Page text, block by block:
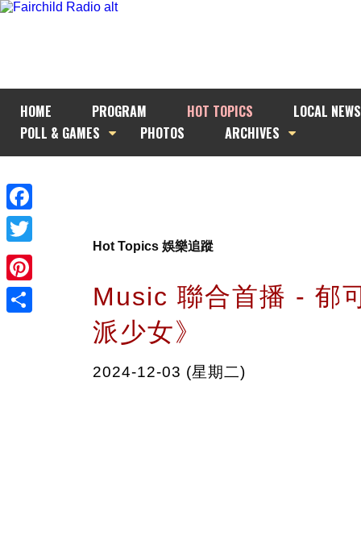
HOME PROGRAM HOT TOPICS
LOCAL NEWS
POLL & GAMES
PHOTOS ARCHIVES
Facebook
Twitter
Pinterest
Hot Topics 娛樂追蹤
Music 聯合首播 - 郁
派少女》
2024-12-03 (星期二)